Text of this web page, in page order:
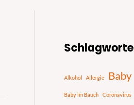
Schlagworte
Alkohol Allergie Baby
Baby im Bauch Coronavirus
c
e
n